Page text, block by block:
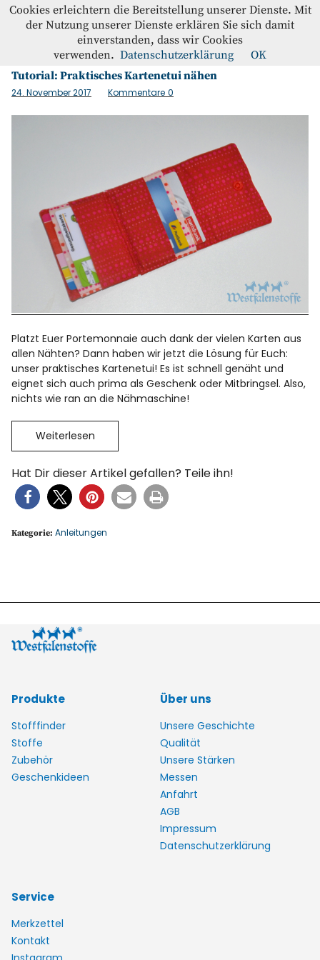
Westfalenstoffe-Blog
Home
Instagram
Facebook
Schlagwort:Berlin
Tutorial: Praktisches Kartenetui nähen
24. November 2017 Kommentare 0
Platzt Euer Portemonnaie auch dank der vielen Karten aus
allen Nähten? Dann haben wir jetzt die Lösung für Euch:
unser praktisches Kartenetui! Es ist schnell genäht und
eignet sich auch prima als Geschenk oder Mitbringsel. Also,
nichts wie ran an die Nähmaschine!
Weiterlesen
Hat Dir dieser Artikel gefallen? Teile ihn!
Kategorie:Anleitungen
Produkte
Stofffinder
Stoffe
Zubehör
Geschenkideen
Über uns
Unsere Geschichte
Qualität
Unsere Stärken
Messen
Anfahrt
AGB
Impressum
Datenschutzerklärung
Service
Merkzettel
Kontakt
Cookies erleichtern die Bereitstellung unserer Dienste. Mit
der Nutzung unserer Dienste erklären Sie sich damit
einverstanden, dass wir Cookies
verwenden. Datenschutzerklärung OK